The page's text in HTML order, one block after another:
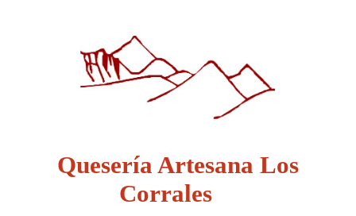
Quesería Artesana Los
Corrales